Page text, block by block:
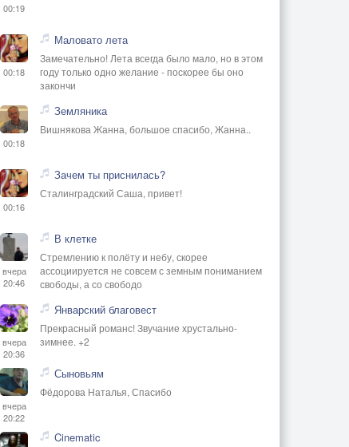
00:19
00:18
Маловато лета
Замечательно! Лета всегда было мало, но в этом
году только одно желание - поскорее бы оно
закончи
00:18
Земляника
Вишнякова Жанна, большое спасибо, Жанна..
00:16
Зачем ты приснилась?
Сталинградский Саша, привет!
вчера
20:46
В клетке
Стремлению к полёту и небу, скорее
ассоциируется не совсем с земным пониманием
свободы, а со свободо
вчера
20:36
Январский благовест
Прекрасный романс! Звучание хрустально-
зимнее. +2
вчера
20:22
Сыновьям
Фёдорова Наталья, Спасибо
Cinematic